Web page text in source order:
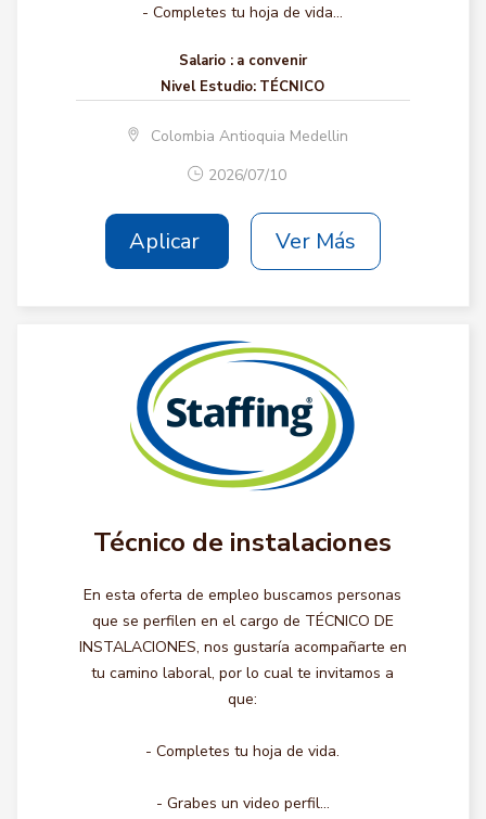
- Completes tu hoja de vida...
Salario : a convenir
Nivel Estudio: TÉCNICO
Colombia Antioquia Medellin
2026/07/10
Aplicar Ver Más
Técnico de instalaciones
En esta oferta de empleo buscamos personas
que se perfilen en el cargo de TÉCNICO DE
INSTALACIONES, nos gustaría acompañarte en
tu camino laboral, por lo cual te invitamos a
que:
- Completes tu hoja de vida.
- Grabes un video perfil...